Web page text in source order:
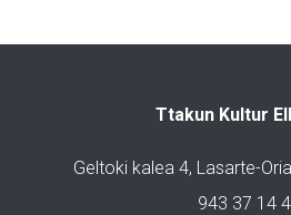
Ttakun Kultur
Geltoki kalea 4, Lasarte-
943 37 14